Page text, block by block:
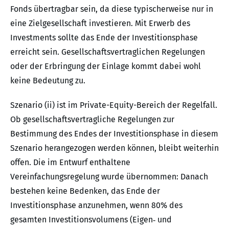
Fonds übertragbar sein, da diese typischerweise nur in
eine Zielgesellschaft investieren. Mit Erwerb des
Investments sollte das Ende der Investitionsphase
erreicht sein. Gesellschaftsvertraglichen Regelungen
oder der Erbringung der Einlage kommt dabei wohl
keine Bedeutung zu.
Szenario (ii) ist im Private-Equity-Bereich der Regelfall.
Ob gesellschaftsvertragliche Regelungen zur
Bestimmung des Endes der Investitionsphase in diesem
Szenario herangezogen werden können, bleibt weiterhin
offen. Die im Entwurf enthaltene
Vereinfachungsregelung wurde übernommen: Danach
bestehen keine Bedenken, das Ende der
Investitionsphase anzunehmen, wenn 80% des
gesamten Investitionsvolumens (Eigen‑ und